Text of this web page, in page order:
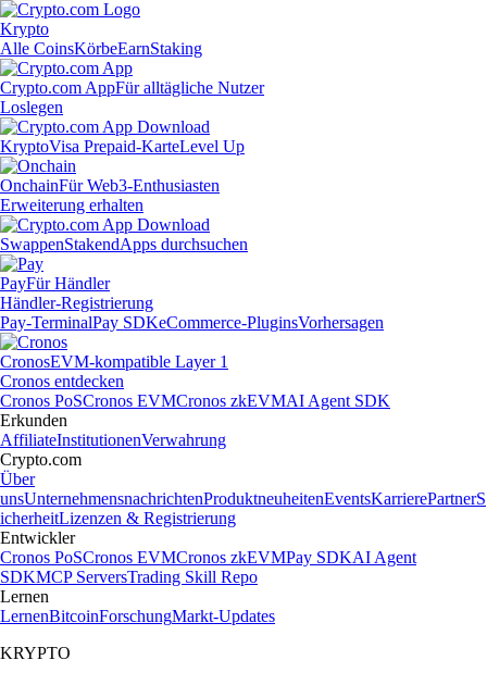
Krypto
Alle CoinsKörbeEarnStaking
Crypto.com AppFür alltägliche Nutzer
Loslegen
KryptoVisa Prepaid-KarteLevel Up
OnchainFür Web3-Enthusiasten
Erweiterung erhalten
SwappenStakendApps durchsuchen
PayFür Händler
Händler-Registrierung
Pay-TerminalPay SDKeCommerce-PluginsVorhersagen
CronosEVM-kompatible Layer 1
Cronos entdecken
Cronos PoSCronos EVMCronos zkEVMAI Agent SDK
Erkunden
AffiliateInstitutionenVerwahrung
Crypto.com
Über
unsUnternehmensnachrichtenProduktneuheitenEventsKarrierePartnerS
icherheitLizenzen & Registrierung
Entwickler
Cronos PoSCronos EVMCronos zkEVMPay SDKAI Agent
SDKMCP ServersTrading Skill Repo
Lernen
LernenBitcoinForschungMarkt-Updates
KRYPTO